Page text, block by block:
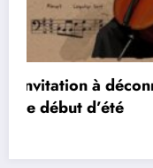
Les réseaux
vidéos